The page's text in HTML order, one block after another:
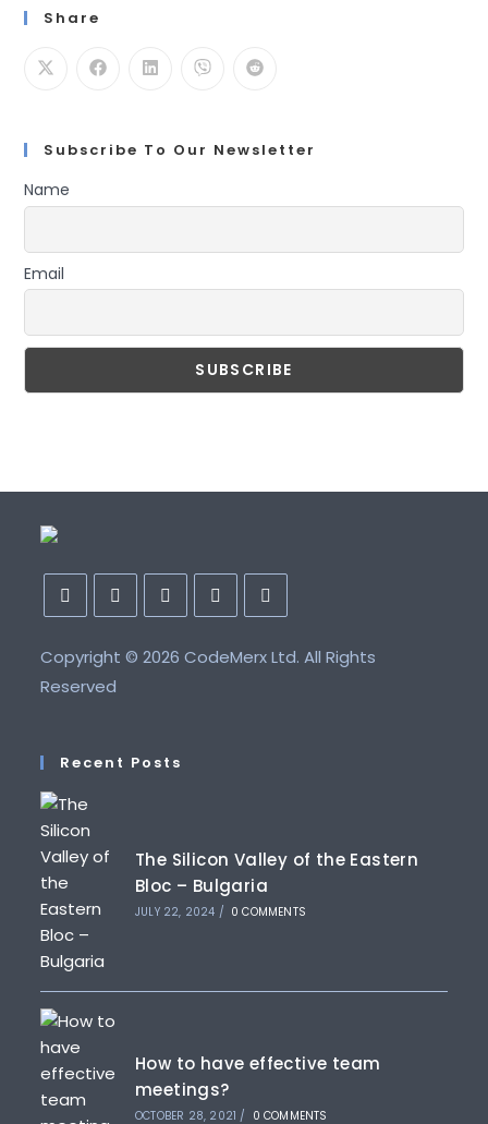
Share
Subscribe To Our Newsletter
Name
Email
Copyright ©2026 CodeMerx Ltd. All Rights
Reserved
Recent Posts
The Silicon Valley of the Eastern
Bloc – Bulgaria
JULY 22, 2024 / 0 COMMENTS
How to have effective team
meetings?
OCTOBER 28, 2021 / 0 COMMENTS